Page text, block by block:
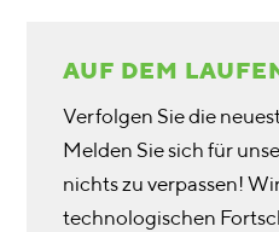
AUF DEM
Verfolgen Sie die
Melden Sie sich für
nichts zu verpassen!
technologischen